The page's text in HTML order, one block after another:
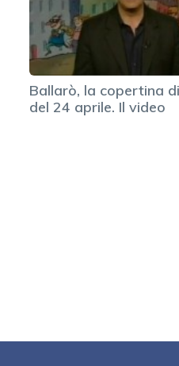
Ballarò, la copertina
del 24 aprile. Il video